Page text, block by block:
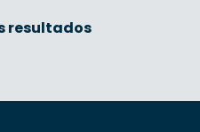
resultados